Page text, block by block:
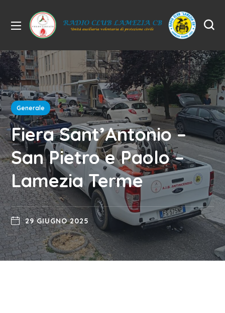
Generale
Fiera Sant’Antonio –
San Pietro e Paolo –
Lamezia Terme
29 GIUGNO 2025